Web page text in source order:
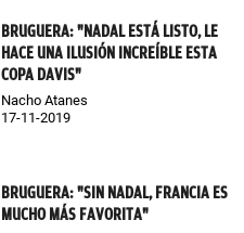
BRUGUERA: "NADAL ESTÁ LISTO, LE
HACE UNA ILUSIÓN INCREÍBLE ESTA
COPA DAVIS"
Nacho Atanes
17-11-2019
BRUGUERA: "SIN NADAL, FRANCIA ES
MUCHO MÁS FAVORITA"